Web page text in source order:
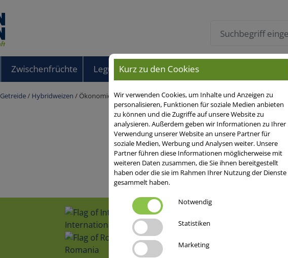
Zwischenfrüchte Leguminosen Öko Andere
Getreide/ Hybridweizen / Ökonomie/Markt
Kurz zu den Cookies
Wir verwenden Cookies, um Inhalte und Anzeigen zu
personalisieren, Funktionen für soziale Medien anbieten
zu können und die Zugriffe auf unsere Website zu
analysieren. Außerdem geben wir Informationen zu Ihrer
Verwendung unserer Website an unsere Partner für
soziale Medien, Werbung und Analysen weiter. Unsere
Partner führen diese Informationen möglicherweise mit
weiteren Daten zusammen, die Sie ihnen bereitgestellt
haben oder die sie im Rahmen Ihrer Nutzung der Dienste
gesammelt haben.
Notwendig
Statistiken
Marketing
International Ukraine
Romania
Bulgaria